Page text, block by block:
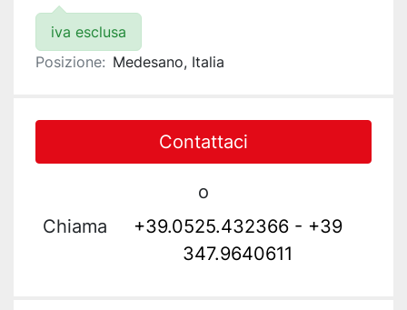
iva esclusa
Posizione: Medesano, Italia
Contattaci
o
Chiama
+39.0525.432366 - +39
347.9640611